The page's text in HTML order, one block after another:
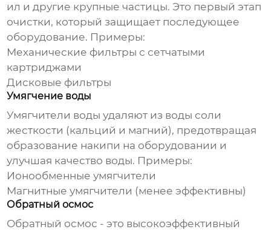
ил и другие крупные частицы. Это первый этап
очистки, который защищает последующее
оборудование. Примеры:
Механические фильтры с сетчатыми
картриджами
Дисковые фильтры
Умягчение воды
Умягчители воды удаляют из воды соли
жесткости (кальций и магний), предотвращая
образование накипи на оборудовании и
улучшая качество воды. Примеры:
Ионообменные умягчители
Магнитные умягчители (менее эффективны)
Обратный осмос
Обратный осмос - это высокоэффективный